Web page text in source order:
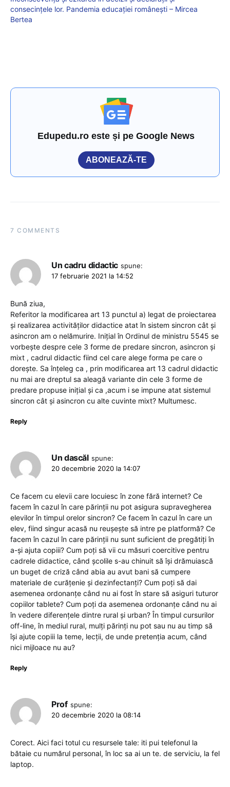
consecințele lor. Pandemia educației românești – Mircea
Bertea
Edupedu.ro este și pe Google News
ABONEAZĂ-TE
7 COMMENTS
Un cadru didactic spune:
17 februarie 2021 la 14:52
Bună ziua,
Referitor la modificarea art 13 punctul a) legat de proiectarea
și realizarea activităților didactice atat în sistem sincron cât și
asincron am o nelămurire. Inițial în Ordinul de ministru 5545 se
vorbește despre cele 3 forme de predare sincron, asincron și
mixt , cadrul didactic fiind cel care alege forma pe care o
dorește. Sa înțeleg ca , prin modificarea art 13 cadrul didactic
nu mai are dreptul sa aleagă variante din cele 3 forme de
predare propuse inițial și ca ,acum i se impune atat sistemul
sincron cât și asincron cu alte cuvinte mixt? Multumesc.
Reply
Un dascăl spune:
20 decembrie 2020 la 14:07
Ce facem cu elevii care locuiesc în zone fără internet? Ce
facem în cazul în care părinții nu pot asigura supravegherea
elevilor în timpul orelor sincron? Ce facem în cazul în care un
elev, fiind singur acasă nu reușește să intre pe platformă? Ce
facem în cazul în care părinții nu sunt suficient de pregătiți în
a-și ajuta copiii? Cum poți să vii cu măsuri coercitive pentru
cadrele didactice, când școlile s-au chinuit să își drămuiască
un buget de criză când abia au avut bani să cumpere
materiale de curățenie și dezinfectanți? Cum poți să dai
asemenea ordonanțe când nu ai fost în stare să asiguri tuturor
copiilor tablete? Cum poți da asemenea ordonanțe când nu ai
în vedere diferențele dintre rural și urban? În timpul cursurilor
off-line, în mediul rural, mulți părinți nu pot sau nu au timp să
își ajute copiii la teme, lecții, de unde pretenția acum, când
nici mijloace nu au?
Reply
Prof spune:
20 decembrie 2020 la 08:14
Corect. Aici faci totul cu resursele tale: iti pui telefonul la
bătaie cu numărul personal, în loc sa ai un te. de serviciu, la fel
laptop.